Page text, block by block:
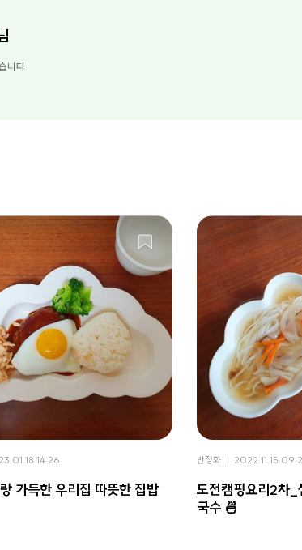
니다.
14:26
가득한 우리집 따뜻한 집밥
반정화 2022.11.15
도전캠핑요리2차_
국수 🍜